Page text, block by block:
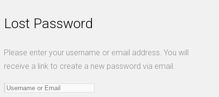
Lost Password
Please enter your username or email address. You will
receive a link to create a new password via email.